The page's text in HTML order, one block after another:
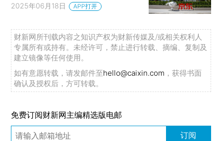
2025年06月18日 APP打开
财新网所刊载内容之知识产权为财新传媒及/或相关权利人
专属所有或持有。未经许可，禁止进行转载、摘编、复制及
建立镜像等任何使用。
如有意愿转载，请发邮件至hello@caixin.com ，获得书面
确认及授权后，方可转载。
免费订阅财新网主编精选版电邮
订阅